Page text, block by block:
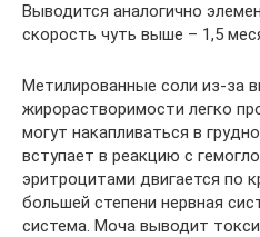
Выводится аналогично
скорость чуть выше – 1,5
Метилированные соли из-за
жирорастворимости легко
могут накапливаться в
вступает в реакцию с
эритроцитами двигается по
большей степени нервная
система. Моча выводит